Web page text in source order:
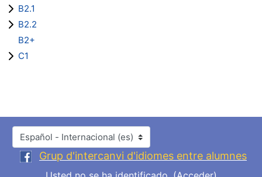
B2.1
B2.2
B2+
C1
Idioma
Grup d'intercanvi d'idiomes entre alumnes